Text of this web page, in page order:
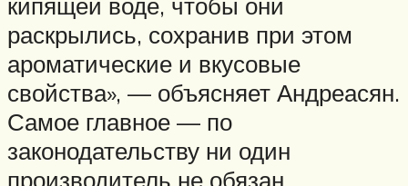
раскрылись, сохранив при этом
ароматические и вкусовые
свойства», — объясняет Андреасян.
Самое главное — по
законодательству ни один
производитель не обязан